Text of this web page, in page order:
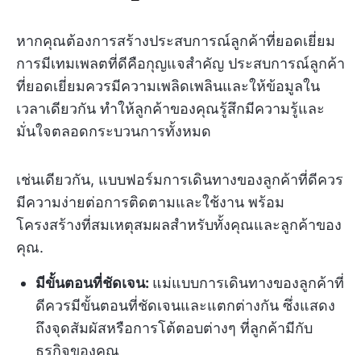
หากคุณต้องการสร้างประสบการณ์ลูกค้าที่ยอดเยี่ยม
การมีเทมเพลตที่ดีคือกุญแจสำคัญ ประสบการณ์ลูกค้า
ที่ยอดเยี่ยมควรมีความเพลิดเพลินและให้ข้อมูลใน
เวลาเดียวกัน ทำให้ลูกค้าของคุณรู้สึกมีความรู้และ
มั่นใจตลอดกระบวนการทั้งหมด
เช่นเดียวกัน, แบบฟอร์มการเดินทางของลูกค้าที่ดีควร
มีความง่ายต่อการติดตามและใช้งาน พร้อม
โครงสร้างที่สมเหตุสมผลสำหรับทั้งคุณและลูกค้าของ
คุณ.
มีขั้นตอนที่ชัดเจน: แม่แบบการเดินทางของลูกค้าที่
ดีควรมีขั้นตอนที่ชัดเจนและแตกต่างกัน ซึ่งแสดง
ถึงจุดสัมผัสหรือการโต้ตอบต่างๆ ที่ลูกค้ามีกับ
ธุรกิจของคุณ